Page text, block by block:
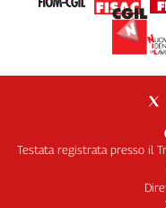
Testata registrata presso il